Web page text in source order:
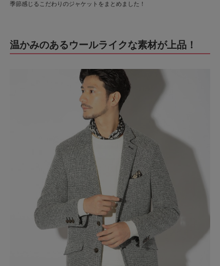
季節感じるこだわりのジャケットをまとめました！
温かみのあるウールライクな素材が上品！